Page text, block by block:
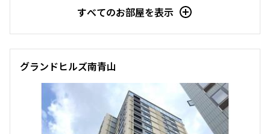
建物施設やお部屋の設備、方位、階数などの絞り込みが
設定する
すべてのお部屋を表示
グランドヒルズ南青山